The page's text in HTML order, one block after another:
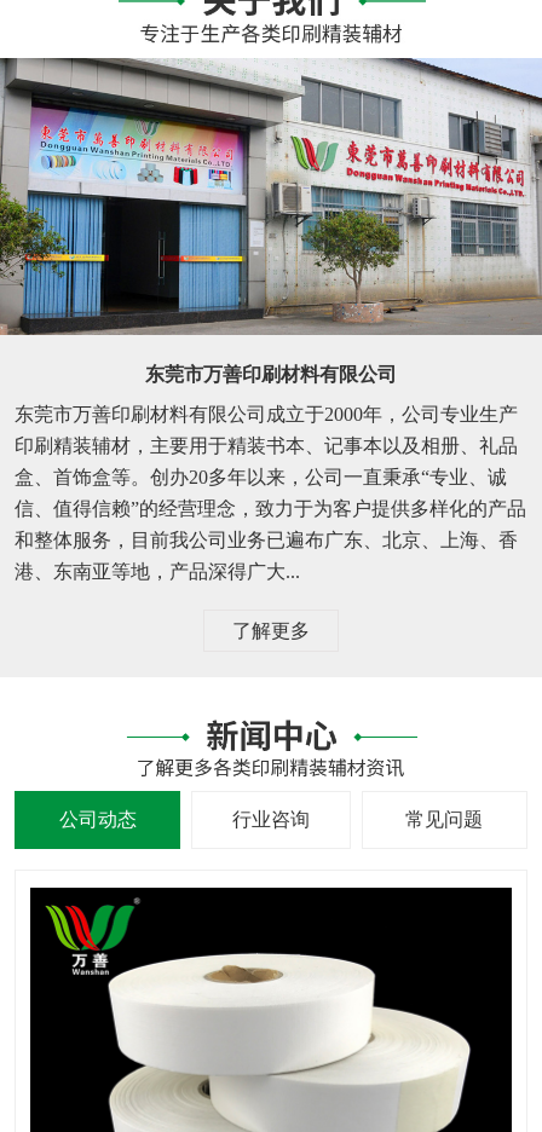
东莞市万善印刷材料有限公司
东莞市万善印刷材料有限公司成立于2000年，公司专业生产
印刷精装辅材，主要用于精装书本、记事本以及相册、礼品
盒、首饰盒等。创办20多年以来，公司一直秉承“专业、诚
信、值得信赖”的经营理念，致力于为客户提供多样化的产品
和整体服务，目前我公司业务已遍布广东、北京、上海、香
港、东南亚等地，产品深得广大...
了解更多
公司动态 行业咨询 常见问题